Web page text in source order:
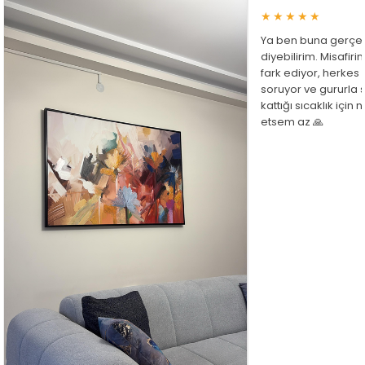
★★★★★
Ya ben buna
diyebilirim.
fark ediyor, herkes
soruyor ve gururla
kattığı sıcaklık
etsem az 🙏